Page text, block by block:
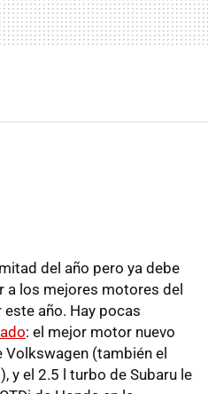
del año pero ya debe
a los mejores motores del
este año. Hay pocas
: el mejor motor nuevo
(también el
y el 2.5 l turbo de Subaru le